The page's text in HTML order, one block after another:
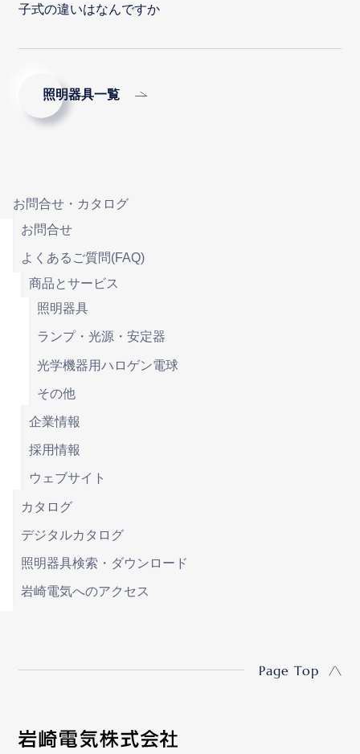
子式の違いはなんですか
照明器具一覧
お問合せ・カタログ
お問合せ
よくあるご質問(FAQ)
商品とサービス
照明器具
ランプ・光源・安定器
光学機器用ハロゲン電球
その他
企業情報
採用情報
ウェブサイト
カタログ
デジタルカタログ
照明器具検索・ダウンロード
岩崎電気へのアクセス
Page Top